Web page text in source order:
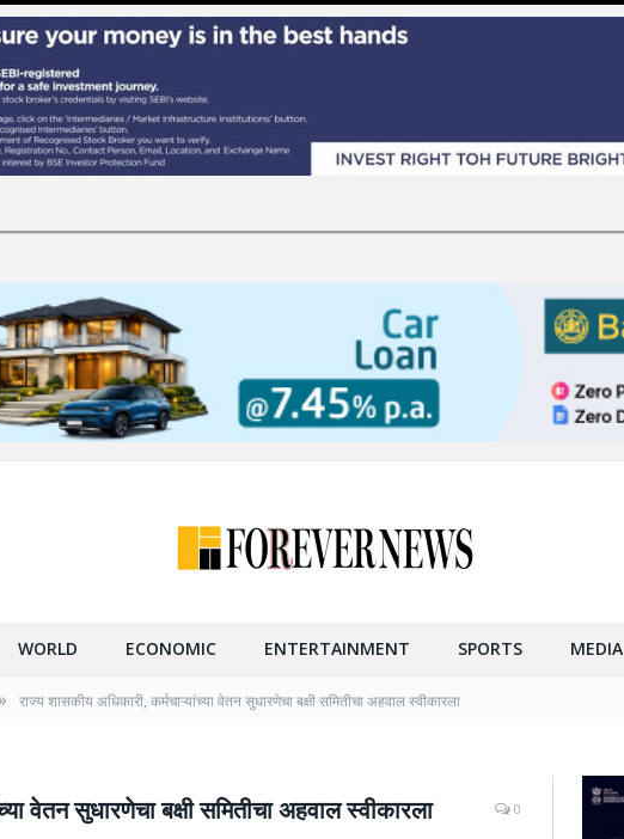
WORLD ECONOMIC ENTERTAINMENT SPORTS MEDIA
राज्य शासकीय अधिकारी, कर्मचाऱ्यांच्या वेतन सुधारणेचा बक्षी समितीचा अहवाल स्वीकारला
वेतन सुधारणेचा बक्षी समितीचा अहवाल स्वीकारला 0